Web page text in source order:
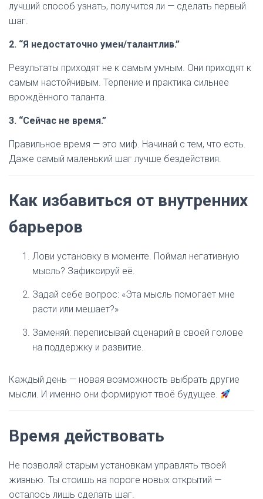
лучший способ узнать, получится ли — сделать первый
шаг.
2. “Я недостаточно умен/талантлив.”
Результаты приходят не к самым умным. Они приходят к
самым настойчивым. Терпение и практика сильнее
врождённого таланта.
3. “Сейчас не время.”
Правильное время — это миф. Начинай с тем, что есть.
Даже самый маленький шаг лучше бездействия.
Как избавиться от внутренних
барьеров
Лови установку в моменте. Поймал негативную
мысль? Зафиксируй её.
Задай себе вопрос: «Эта мысль помогает мне
расти или мешает?»
Заменяй: переписывай сценарий в своей голове
на поддержку и развитие.
Каждый день — новая возможность выбрать другие
мысли. И именно они формируют твоё будущее.
Время действовать
Не позволяй старым установкам управлять твоей
жизнью. Ты стоишь на пороге новых открытий —
осталось лишь сделать шаг.